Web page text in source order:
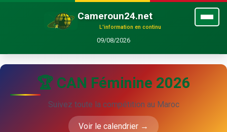
Cameroun24.net
L'information en continu
09/08/2026
🏆 CAN Féminine 2026
Suivez toute la compétition au Maroc
Voir le calendrier →